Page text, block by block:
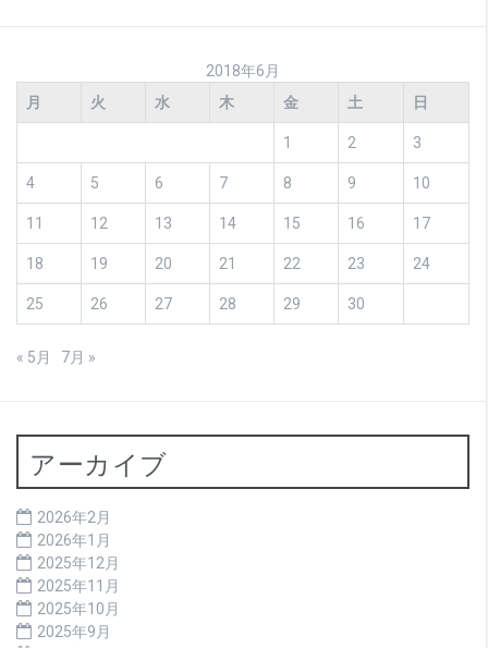
2018年6月
月
火 水 木 金 土 日
1 2 3
4 5 6 7 8 9 10
11 12 13 14 15 16 17
18 19 20 21 22 23 24
25 26 27 28 29 30
« 5月 7月 »
アーカイブ
2026年2月
2026年1月
2025年12月
2025年11月
2025年10月
2025年9月